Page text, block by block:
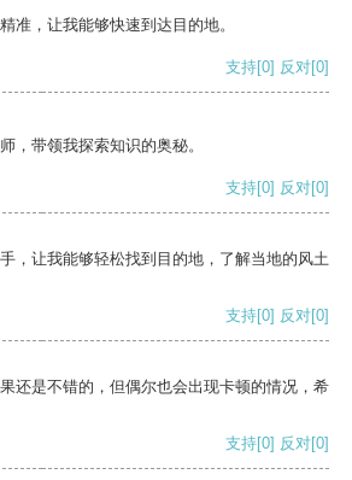
准，让我能够快速到达目的地。
支持[0] 反对[0]
，带领我探索知识的奥秘。
支持[0] 反对[0]
，让我能够轻松找到目的地，了解当地的风土
支持[0] 反对[0]
还是不错的，但偶尔也会出现卡顿的情况，希
支持[0] 反对[0]